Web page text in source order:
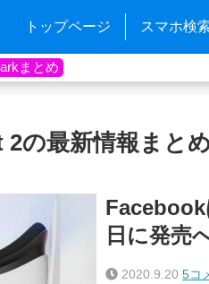
トップページ スマホ検
まとめ
の最新情報まと
日に発売
2020.9.20 5コ